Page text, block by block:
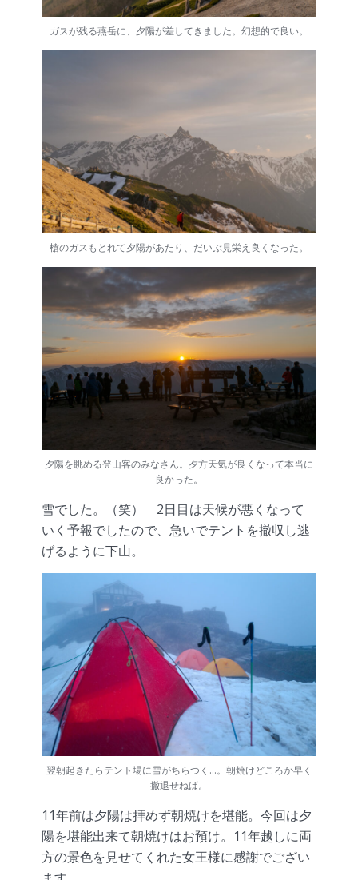
ガスが残る燕岳に、夕陽が差してきました。幻想的で良い。
槍のガスもとれて夕陽があたり、だいぶ見栄え良くなった。
夕陽を眺める登山客のみなさん。夕方天気が良くなって本当に
良かった。
雪でした。（笑） 2日目は天候が悪くなって
いく予報でしたので、急いでテントを撤収し逃
げるように下山。
翌朝起きたらテント場に雪がちらつく…。朝焼けどころか早く
撤退せねば。
11年前は夕陽は拝めず朝焼けを堪能。今回は夕
陽を堪能出来て朝焼けはお預け。11年越しに両
方の景色を見せてくれた女王様に感謝でござい